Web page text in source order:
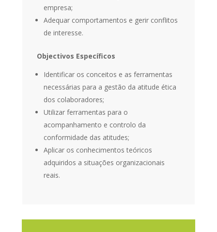
empresa;
Adequar comportamentos e gerir conflitos
de interesse.
Objectivos Específicos
Identificar os conceitos e as ferramentas
necessárias para a gestão da atitude ética
dos colaboradores;
Utilizar ferramentas para o
acompanhamento e controlo da
conformidade das atitudes;
Aplicar os conhecimentos teóricos
adquiridos a situações organizacionais
reais.